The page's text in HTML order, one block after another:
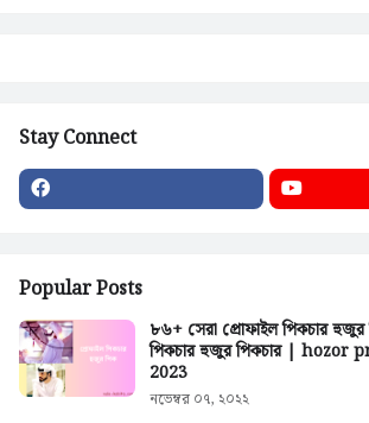
Stay Connect
Popular Posts
৮৬+ সেরা প্রোফাইল পিকচার হুজুর
পিকচার হুজুর পিকচার |
2023
নভেম্বর ০৭, ২০২২